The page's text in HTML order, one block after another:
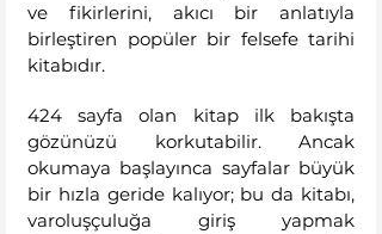
ve fikirlerini, akıcı bir anlatıyla
birleştiren popüler bir felsefe tarihi
kitabıdır.
424 sayfa olan kitap ilk bakışta
gözünüzü korkutabilir. Ancak
okumaya başlayınca sayfalar büyük
bir hızla geride kalıyor; bu da kitabı,
varoluşçuluğa giriş yapmak